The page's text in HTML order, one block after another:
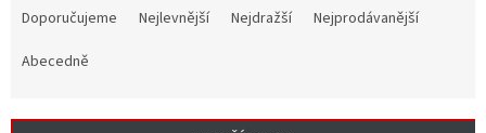
Doporučujeme Nejlevnější Nejdražší
Nejprodávanější
Abecedně